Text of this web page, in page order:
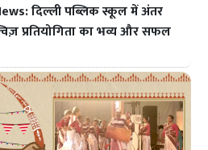
दिल्ली पब्लिक स्कूल में अंतर
प्रतियोगिता का भव्य और सफल